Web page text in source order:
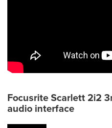
Focusrite Scarlett 2i2
audio interface